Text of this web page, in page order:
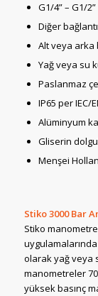
G1/4” – G1/
Diğer
Alt veya arka
Yağ veya su
Paslanmaz
IP65 per IEC/
Alüminyum
Gliserin
Menşei
Stiko 3000 Bar
Stiko
olarak yağ veya
manometreler
yüksek basınç